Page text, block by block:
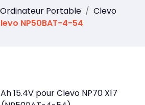
Portable
Clevo
NP50BAT-4-54